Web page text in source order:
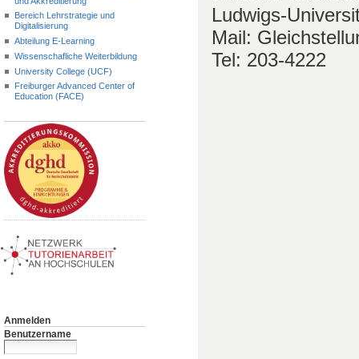
Bereich Lehrstrategie und
Digitalisierung
Abteilung E-Learning
Wissenschafliche Weiterbildung
University College (UCF)
Freiburger Advanced Center of
Education (FACE)
Anmelden
Benutzername
Ludwigs-
Mail:
Tel: 203-4222